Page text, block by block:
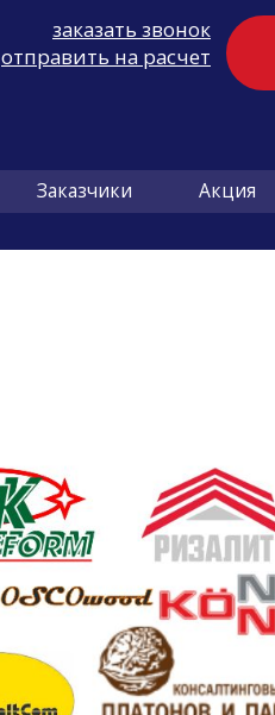
заказать звонок
отправить на расчет
Заказчики Акция